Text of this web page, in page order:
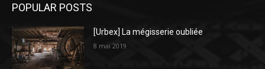
POPULAR POSTS
[Urbex] La mégisserie oubliée
8 mai 2019